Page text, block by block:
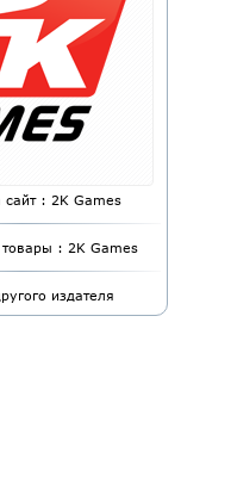
сайт : 2K Games
товары : 2K Games
издателя